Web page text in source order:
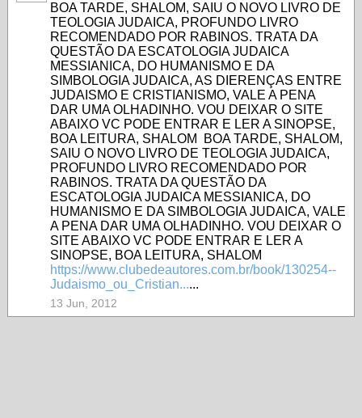
BOA TARDE, SHALOM, SAIU O NOVO LIVRO DE
TEOLOGIA JUDAICA, PROFUNDO LIVRO
RECOMENDADO POR RABINOS. TRATA DA
QUESTÃO DA ESCATOLOGIA JUDAICA
MESSIANICA, DO HUMANISMO E DA
SIMBOLOGIA JUDAICA, AS DIERENÇAS ENTRE
JUDAISMO E CRISTIANISMO, VALE A PENA
DAR UMA OLHADINHO. VOU DEIXAR O SITE
ABAIXO VC PODE ENTRAR E LER A SINOPSE,
BOA LEITURA, SHALOM BOA TARDE, SHALOM,
SAIU O NOVO LIVRO DE TEOLOGIA JUDAICA,
PROFUNDO LIVRO RECOMENDADO POR
RABINOS. TRATA DA QUESTÃO DA
ESCATOLOGIA JUDAICA MESSIANICA, DO
HUMANISMO E DA SIMBOLOGIA JUDAICA, VALE
A PENA DAR UMA OLHADINHO. VOU DEIXAR O
SITE ABAIXO VC PODE ENTRAR E LER A
SINOPSE, BOA LEITURA, SHALOM
https://www.clubedeautores.com.br/book/130254--
Judaismo_ou_Cristian......
13 Jun, 2012